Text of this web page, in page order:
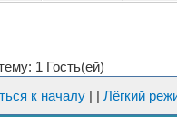
1 Гость(ей)
к началу | | Лёгкий